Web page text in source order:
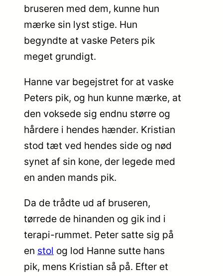
bruseren med dem, kunne hun
mærke sin lyst stige. Hun
begyndte at vaske Peters pik
meget grundigt.
Hanne var begejstret for at vaske
Peters pik, og hun kunne mærke, at
den voksede sig endnu større og
hårdere i hendes hænder. Kristian
stod tæt ved hendes side og nød
synet af sin kone, der legede med
en anden mands pik.
Da de trådte ud af bruseren,
tørrede de hinanden og gik ind i
terapi-rummet. Peter satte sig på
en stol og lod Hanne sutte hans
pik, mens Kristian så på. Efter et